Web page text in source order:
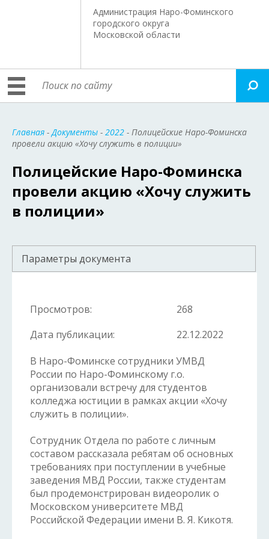
Администрация Наро-Фоминского
городского округа
Московской области
Главная -Документы - 2022 - Полицейские Наро-Фоминска
провели акцию «Хочу служить в полиции»
Полицейские Наро-Фоминска
провели акцию «Хочу служить
в полиции»
Параметры документа
Просмотров:
268
Дата публикации:
22.12.2022
В Наро-Фоминске сотрудники УМВД
России по Наро-Фоминскому г.о.
организовали встречу для студентов
колледжа юстиции в рамках акции «Хочу
служить в полиции».
Сотрудник Отдела по работе с личным
составом рассказала ребятам об основных
требованиях при поступлении в учебные
заведения МВД России, также студентам
был продемонстрирован видеоролик о
Московском университете МВД
Российской Федерации имени В. Я. Кикотя.